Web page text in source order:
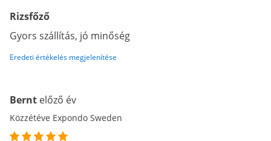
Rizsfőző
Gyors szállítás, jó minőség
Eredeti értékelés megjelenítése
Bernt előző év
Közzétéve Expondo Sweden